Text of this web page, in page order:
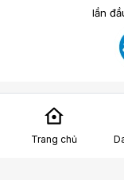
lần
Trang chủ